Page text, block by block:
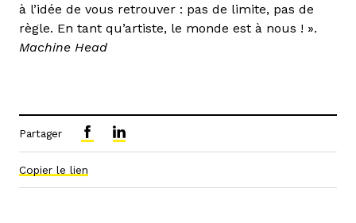
à l’idée de vous retrouver : pas de limite, pas de
règle. En tant qu’artiste, le monde est à nous ! ».
Machine Head
Partager
Copier le lien